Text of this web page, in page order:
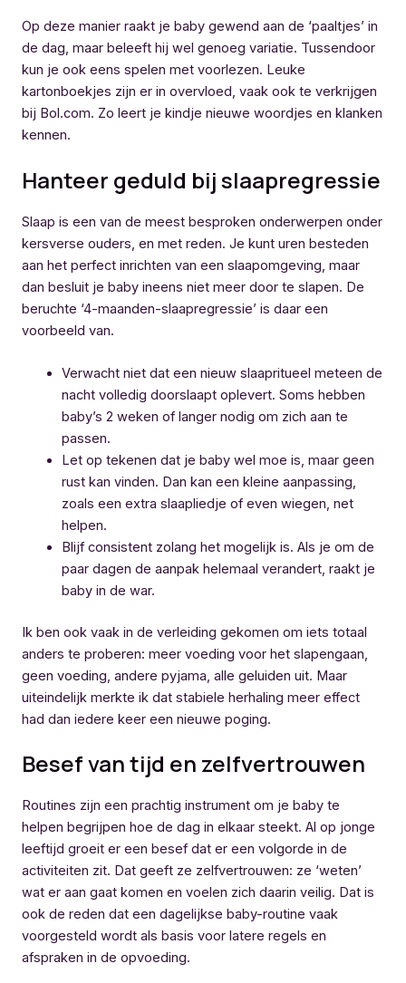
Op deze manier raakt je baby gewend aan de ‘paaltjes’ in
de dag, maar beleeft hij wel genoeg variatie. Tussendoor
kun je ook eens spelen met voorlezen. Leuke
kartonboekjes zijn er in overvloed, vaak ook te verkrijgen
bij Bol.com. Zo leert je kindje nieuwe woordjes en klanken
kennen.
Hanteer geduld bij slaapregressie
Slaap is een van de meest besproken onderwerpen onder
kersverse ouders, en met reden. Je kunt uren besteden
aan het perfect inrichten van een slaapomgeving, maar
dan besluit je baby ineens niet meer door te slapen. De
beruchte ‘4-maanden-slaapregressie’ is daar een
voorbeeld van.
Verwacht niet dat een nieuw slaapritueel meteen de
nacht volledig doorslaapt oplevert. Soms hebben
baby’s 2 weken of langer nodig om zich aan te
passen.
Let op tekenen dat je baby wel moe is, maar geen
rust kan vinden. Dan kan een kleine aanpassing,
zoals een extra slaapliedje of even wiegen, net
helpen.
Blijf consistent zolang het mogelijk is. Als je om de
paar dagen de aanpak helemaal verandert, raakt je
baby in de war.
Ik ben ook vaak in de verleiding gekomen om iets totaal
anders te proberen: meer voeding voor het slapengaan,
geen voeding, andere pyjama, alle geluiden uit. Maar
uiteindelijk merkte ik dat stabiele herhaling meer effect
had dan iedere keer een nieuwe poging.
Besef van tijd en zelfvertrouwen
Routines zijn een prachtig instrument om je baby te
helpen begrijpen hoe de dag in elkaar steekt. Al op jonge
leeftijd groeit er een besef dat er een volgorde in de
activiteiten zit. Dat geeft ze zelfvertrouwen: ze ‘weten’
wat er aan gaat komen en voelen zich daarin veilig. Dat is
ook de reden dat een dagelijkse baby-routine vaak
voorgesteld wordt als basis voor latere regels en
afspraken in de opvoeding.